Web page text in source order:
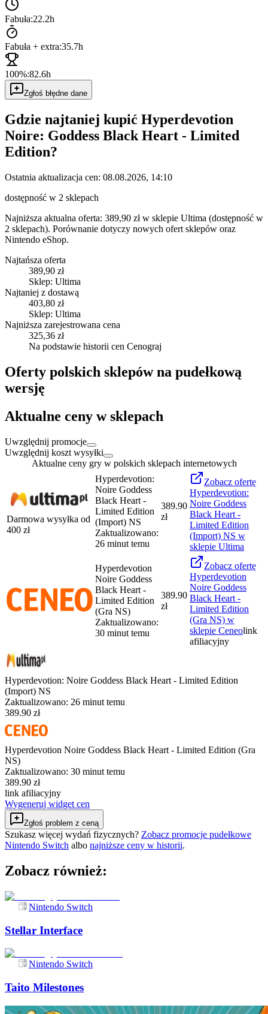
Fabuła:22.2h
Fabuła + extra:35.7h
100%:82.6h
Zgłoś błędne dane
Gdzie najtaniej kupić Hyperdevotion
Noire: Goddess Black Heart - Limited
Edition?
Ostatnia aktualizacja cen: 08.08.2026, 14:10
dostępność w 2 sklepach
Najniższa aktualna oferta: 389,90 zł w sklepie Ultima (dostępność w
2 sklepach). Porównanie dotyczy nowych ofert sklepów oraz
Nintendo eShop.
Najtańsza oferta
389,90 zł
Sklep: Ultima
Najtaniej z dostawą
403,80 zł
Sklep: Ultima
Najniższa zarejestrowana cena
325,36 zł
Na podstawie historii cen Cenograj
Oferty polskich sklepów na pudełkową
wersję
Aktualne ceny w sklepach
Uwzględnij promocje
Uwzględnij koszt wysyłki
Aktualne ceny gry w polskich sklepach internetowych
Darmowa wysyłka od
400 zł
Hyperdevotion:
Noire Goddess
Black Heart -
Limited Edition
(Import) NS
Zaktualizowano:
26 minut temu
389.90
zł
Zobacz ofertę
Hyperdevotion:
Noire Goddess
Black Heart -
Limited Edition
(Import) NS w
sklepie Ultima
Hyperdevotion
Noire Goddess
Black Heart -
Limited Edition
(Gra NS)
Zaktualizowano:
30 minut temu
389.90
zł
Zobacz ofertę
Hyperdevotion
Noire Goddess
Black Heart -
Limited Edition
(Gra NS) w
sklepie Ceneolink
afiliacyjny
Hyperdevotion: Noire Goddess Black Heart - Limited Edition
(Import) NS
Zaktualizowano: 26 minut temu
389.90 zł
Hyperdevotion Noire Goddess Black Heart - Limited Edition (Gra
NS)
Zaktualizowano: 30 minut temu
389.90 zł
link afiliacyjny
Wygeneruj widget cen
Zgłoś problem z ceną
Szukasz więcej wydań fizycznych? Zobacz promocje pudełkowe
Nintendo Switch albo najniższe ceny w historii.
Zobacz również:
Nintendo Switch
Stellar Interface
Nintendo Switch
Taito Milestones